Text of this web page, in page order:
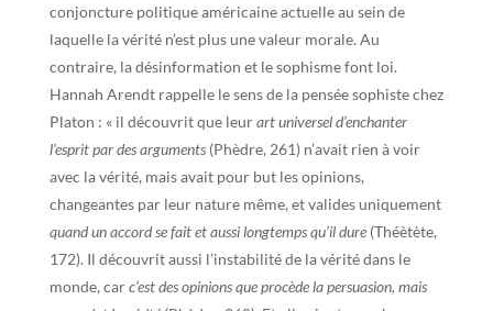
conjoncture politique américaine actuelle au sein de
laquelle la vérité n’est plus une valeur morale. Au
contraire, la désinformation et le sophisme font loi.
Hannah Arendt rappelle le sens de la pensée sophiste chez
Platon : « il découvrit que leurart universel d’enchanter
l’esprit par des arguments(Phèdre, 261) n’avait rien à voir
avec la vérité, mais avait pour but les opinions,
changeantes par leur nature même, et valides uniquement
quand un accord se fait et aussi longtemps qu’il dure(Théètète,
172). Il découvrit aussi l’instabilité de la vérité dans le
monde, carc’est des opinions que procède la persuasion, mais